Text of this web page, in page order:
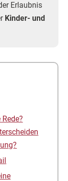
Erlaubnis
Kinder- und